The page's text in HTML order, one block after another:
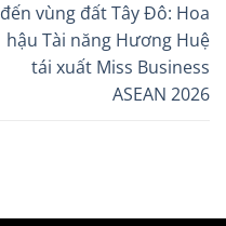
đến vùng đất Tây Đô: Hoa
hậu Tài năng Hương Huệ
tái xuất Miss Business
ASEAN 2026